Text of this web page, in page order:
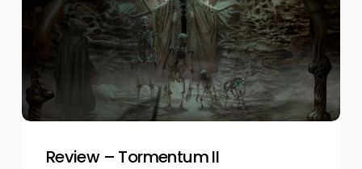
Review – Tormentum II